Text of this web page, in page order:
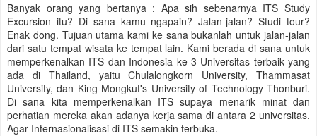
Banyak orang yang bertanya : Apa sih sebenarnya ITS Study
Excursion itu? Di sana kamu ngapain? Jalan-jalan? Studi tour?
Enak dong. Tujuan utama kami ke sana bukanlah untuk jalan-jalan
dari satu tempat wisata ke tempat lain. Kami berada di sana untuk
memperkenalkan ITS dan Indonesia ke 3 Universitas terbaik yang
ada di Thailand, yaitu Chulalongkorn University, Thammasat
University, dan King Mongkut's University of Technology Thonburi.
Di sana kita memperkenalkan ITS supaya menarik minat dan
perhatian mereka akan adanya kerja sama di antara 2 universitas.
Agar Internasionalisasi di ITS semakin terbuka.